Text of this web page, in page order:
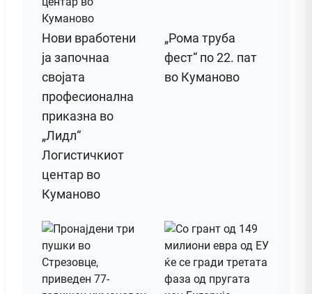
Нови вработени
ја започнаа
својата
професионална
приказна во
„Лидл“
Логистичкиот
центар во
Куманово
„Рома труба
фест“ по 22. пат
во Куманово